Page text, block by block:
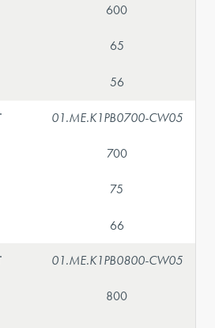
600
65
56
01.ME.K1PB0700-CW05
700
75
66
01.ME.K1PB0800-CW05
800